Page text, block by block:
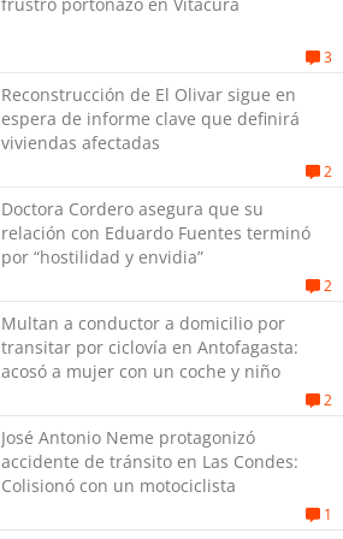
3
Reconstrucción de El Olivar sigue en
espera de informe clave que definirá
viviendas afectadas
2
Doctora Cordero asegura que su
relación con Eduardo Fuentes terminó
por “hostilidad y envidia”
2
Multan a conductor a domicilio por
transitar por ciclovía en Antofagasta:
acosó a mujer con un coche y niño
2
José Antonio Neme protagonizó
accidente de tránsito en Las Condes:
Colisionó con un motociclista
1